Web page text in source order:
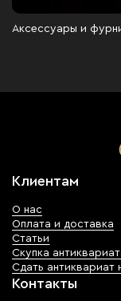
Аксессуары и
Клиентам
О нас
Оплата и доставка
Статьи
Скупка
Сдать антиквариат
Контакты